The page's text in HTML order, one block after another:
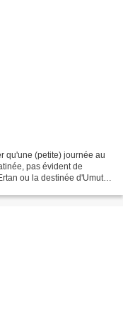
qu'une (petite) journée au
pas évident de
ou la destinée d'Umut